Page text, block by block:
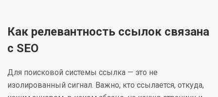
Как релевантность ссылок связана
с SEO
Для поисковой системы ссылка — это не
изолированный сигнал. Важно, кто ссылается, откуда,